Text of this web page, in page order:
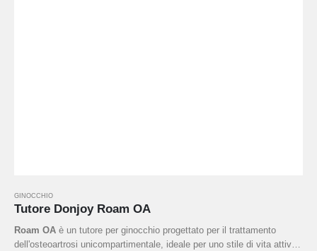
GINOCCHIO
Tutore Donjoy Roam OA
Roam OA è un tutore per ginocchio progettato per il trattamento
dell'osteoartrosi unicompartimentale, ideale per uno stile di vita attivo.